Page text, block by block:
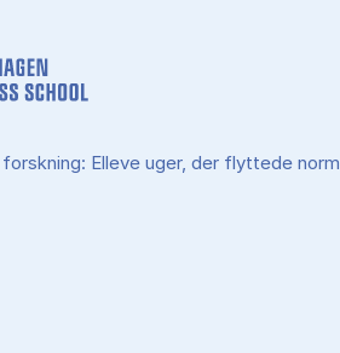
forskning: Elleve uger, der flyttede